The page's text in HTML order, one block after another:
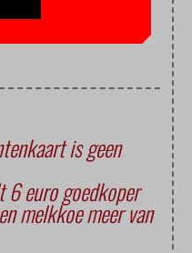
is geen
euro goedkoper
melkkoe meer van